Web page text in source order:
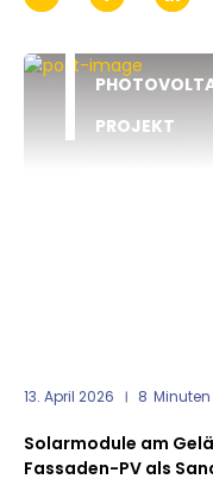
PROJEKT
13. April 2026 8
Solarmodule am
Fassaden-PV als